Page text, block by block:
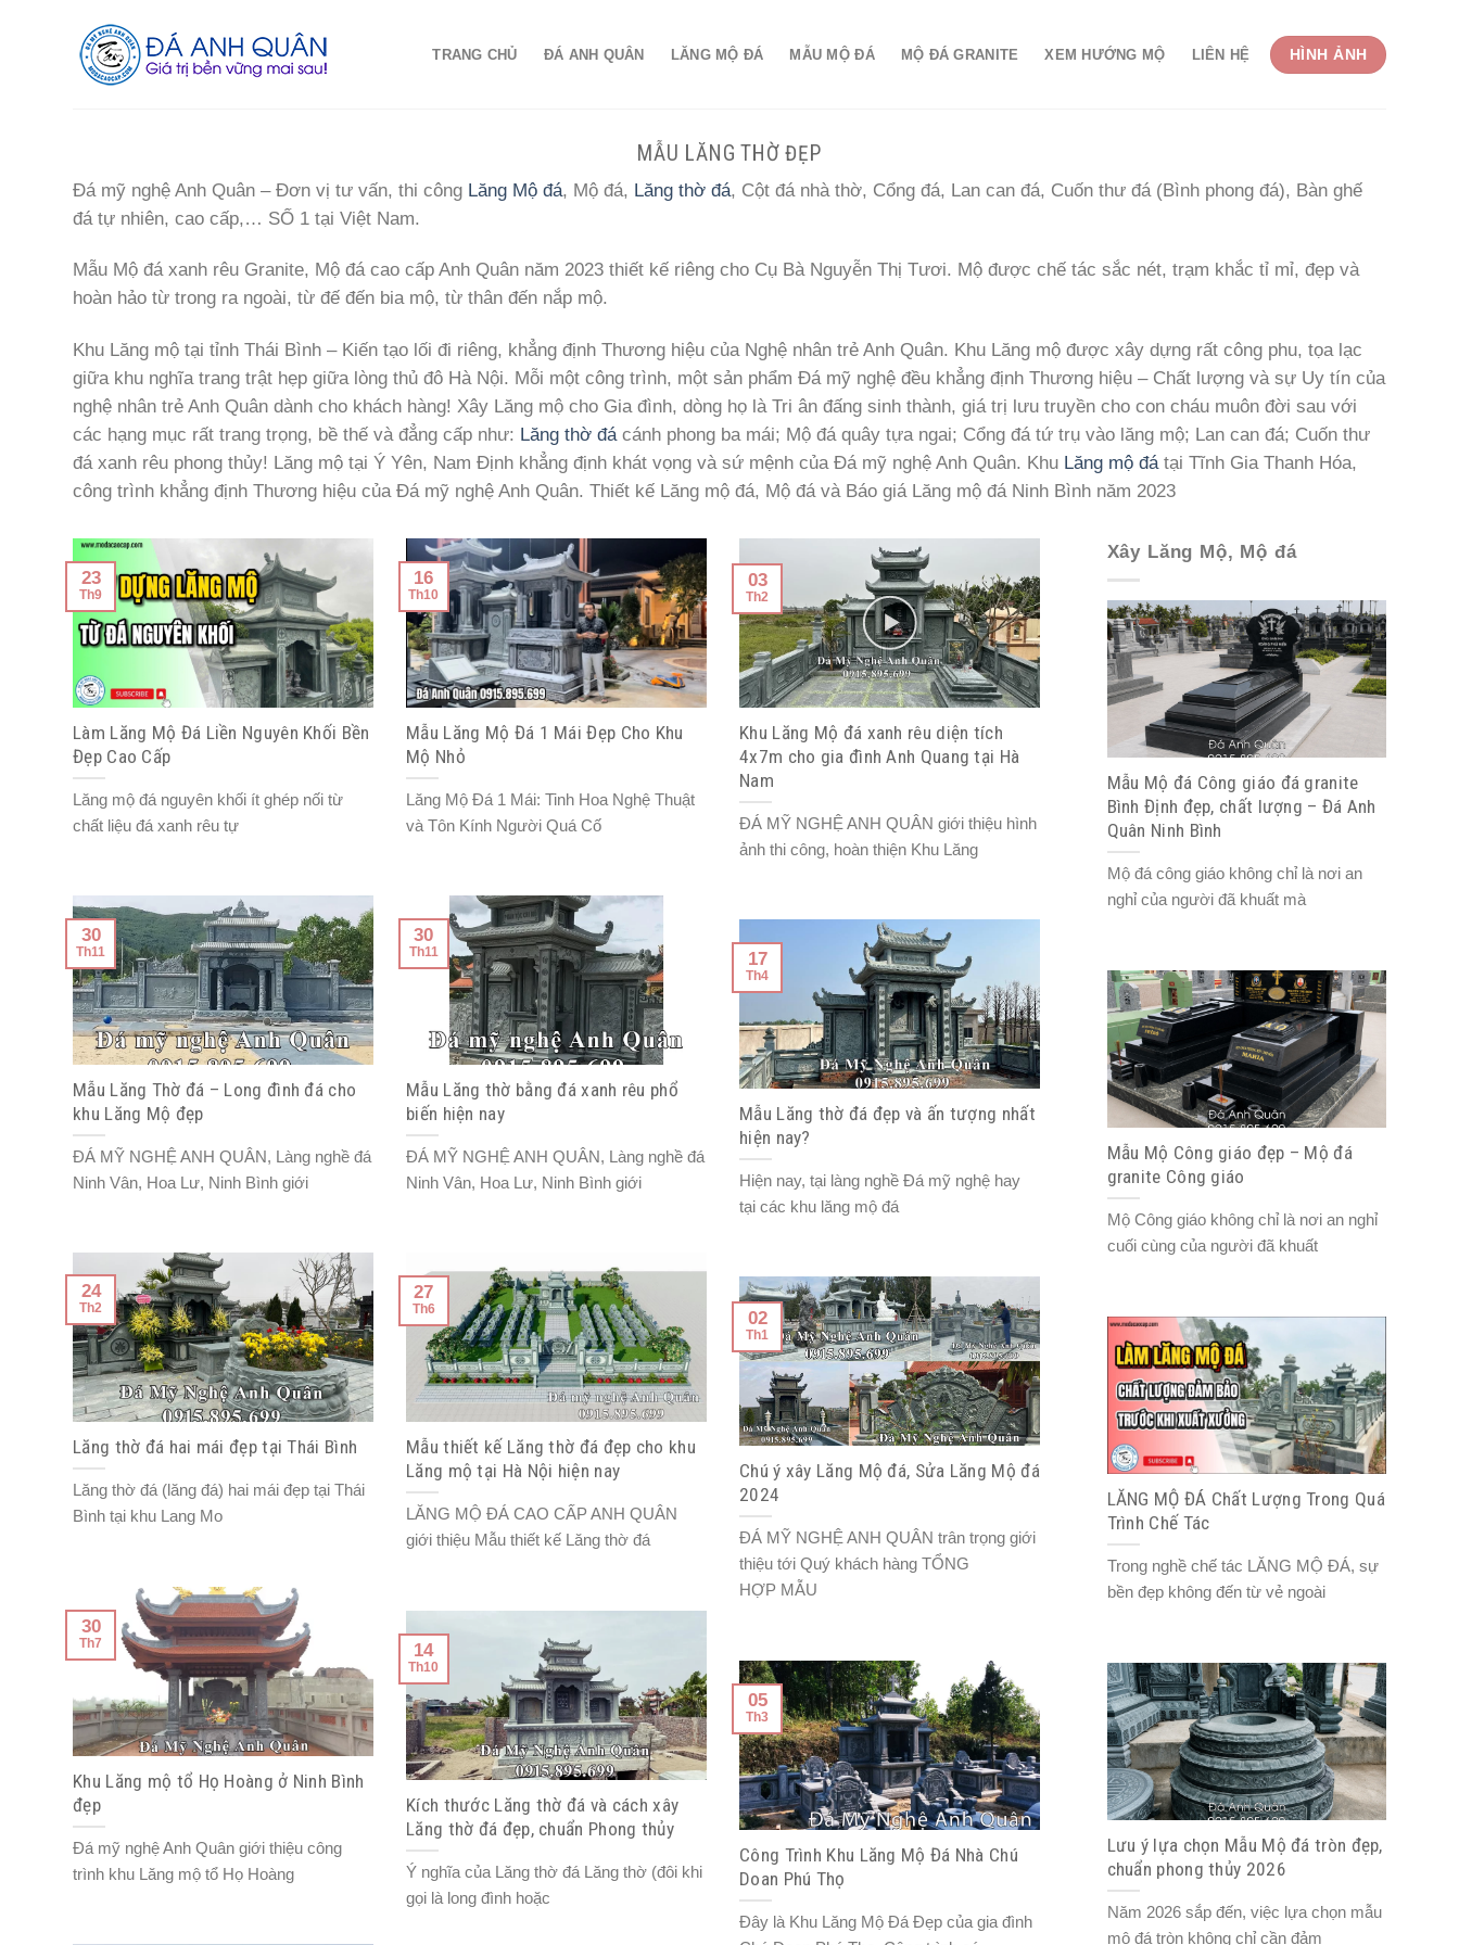
TRANG CHỦ ĐÁ ANH QUÂN LĂNG MỘ ĐÁ MẪU MỘ ĐÁ MỘ ĐÁ GRANITE XEM HƯỚNG MỘ LIÊN HỆ HÌNH ẢNH
MẪU LĂNG THỜ ĐẸP
Đá mỹ nghệ Anh Quân – Đơn vị tư vấn, thi công Lăng Mộ đá, Mộ đá, Lăng thờ đá, Cột đá nhà thờ, Cổng đá, Lan can đá, Cuốn thư đá (Bình phong đá), Bàn ghế
đá tự nhiên, cao cấp,… SỐ 1 tại Việt Nam.
Mẫu Mộ đá xanh rêu Granite, Mộ đá cao cấp Anh Quân năm 2023 thiết kế riêng cho Cụ Bà Nguyễn Thị Tươi. Mộ được chế tác sắc nét, trạm khắc tỉ mỉ, đẹp và
hoàn hảo từ trong ra ngoài, từ đế đến bia mộ, từ thân đến nắp mộ.
Khu Lăng mộ tại tỉnh Thái Bình – Kiến tạo lối đi riêng, khẳng định Thương hiệu của Nghệ nhân trẻ Anh Quân. Khu Lăng mộ được xây dựng rất công phu, tọa lạc
giữa khu nghĩa trang trật hẹp giữa lòng thủ đô Hà Nội. Mỗi một công trình, một sản phẩm Đá mỹ nghệ đều khẳng định Thương hiệu – Chất lượng và sự Uy tín của
nghệ nhân trẻ Anh Quân dành cho khách hàng! Xây Lăng mộ cho Gia đình, dòng họ là Tri ân đấng sinh thành, giá trị lưu truyền cho con cháu muôn đời sau với
các hạng mục rất trang trọng, bề thế và đẳng cấp như: Lăng thờ đácánh phong ba mái; Mộ đá quây tựa ngai; Cổng đá tứ trụ vào lăng mộ; Lan can đá; Cuốn thư
đá xanh rêu phong thủy! Lăng mộ tại Ý Yên, Nam Định khẳng định khát vọng và sứ mệnh của Đá mỹ nghệ Anh Quân. Khu Lăng mộ đátại Tĩnh Gia Thanh Hóa,
công trình khẳng định Thương hiệu của Đá mỹ nghệ Anh Quân. Thiết kế Lăng mộ đá, Mộ đá và Báo giá Lăng mộ đá Ninh Bình năm 2023
Làm Lăng Mộ Đá Liền Nguyên Khối Bền
Đẹp Cao Cấp
Lăng mộ đá nguyên khối ít ghép nối từ
chất liệu đá xanh rêu tự
23
Th9
Mẫu Lăng Mộ Đá 1 Mái Đẹp Cho Khu
Mộ Nhỏ
Lăng Mộ Đá 1 Mái: Tinh Hoa Nghệ Thuật
và Tôn Kính Người Quá Cố
16
Th10
Khu Lăng Mộ đá xanh rêu diện tích
4x7m cho gia đình Anh Quang tại Hà
Nam
ĐÁ MỸ NGHỆ ANH QUÂN giới thiệu hình
ảnh thi công, hoàn thiện Khu Lăng
03
Th2
Mẫu Lăng Thờ đá – Long đình đá cho
khu Lăng Mộ đẹp
ĐÁ MỸ NGHỆ ANH QUÂN, Làng nghề đá
Ninh Vân, Hoa Lư, Ninh Bình giới
30
Th11
Mẫu Lăng thờ bằng đá xanh rêu phổ
biến hiện nay
ĐÁ MỸ NGHỆ ANH QUÂN, Làng nghề đá
Ninh Vân, Hoa Lư, Ninh Bình giới
30
Th11
Mẫu Lăng thờ đá đẹp và ấn tượng nhất
hiện nay?
Hiện nay, tại làng nghề Đá mỹ nghệ hay
tại các khu lăng mộ đá
17
Th4
Lăng thờ đá hai mái đẹp tại Thái Bình
Lăng thờ đá (lăng đá) hai mái đẹp tại Thái
Bình tại khu Lang Mo
24
Th2
Mẫu thiết kế Lăng thờ đá đẹp cho khu
Lăng mộ tại Hà Nội hiện nay
LĂNG MỘ ĐÁ CAO CẤP ANH QUÂN
giới thiệu Mẫu thiết kế Lăng thờ đá
27
Th6
Chú ý xây Lăng Mộ đá, Sửa Lăng Mộ đá
2024
ĐÁ MỸ NGHỆ ANH QUÂN trân trọng giới
thiệu tới Quý khách hàng TỔNG
HỢP MẪU
02
Th1
Khu Lăng mộ tổ Họ Hoàng ở Ninh Bình
đẹp
Đá mỹ nghệ Anh Quân giới thiệu công
trình khu Lăng mộ tổ Họ Hoàng
30
Th7
Kích thước Lăng thờ đá và cách xây
Lăng thờ đá đẹp, chuẩn Phong thủy
Ý nghĩa của Lăng thờ đá Lăng thờ (đôi khi
gọi là long đình hoặc
14
Th10
Công Trình Khu Lăng Mộ Đá Nhà Chú
Doan Phú Thọ
Đây là Khu Lăng Mộ Đá Đẹp của gia đình
05
Th3
Xây Lăng Mộ, Mộ đá
Mẫu Mộ đá Công giáo đá granite
Bình Định đẹp, chất lượng – Đá Anh
Quân Ninh Bình
Mộ đá công giáo không chỉ là nơi an
nghỉ của người đã khuất mà
Mẫu Mộ Công giáo đẹp – Mộ đá
granite Công giáo
Mộ Công giáo không chỉ là nơi an nghỉ
cuối cùng của người đã khuất
LĂNG MỘ ĐÁ Chất Lượng Trong Quá
Trình Chế Tác
Trong nghề chế tác LĂNG MỘ ĐÁ, sự
bền đẹp không đến từ vẻ ngoài
Lưu ý lựa chọn Mẫu Mộ đá tròn đẹp,
chuẩn phong thủy 2026
Năm 2026 sắp đến, việc lựa chọn mẫu
mộ đá tròn không chỉ cần đảm